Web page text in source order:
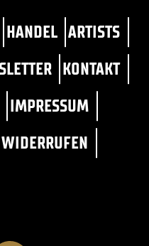
HANDEL ARTISTS
KONTAKT
IMPRESSUM